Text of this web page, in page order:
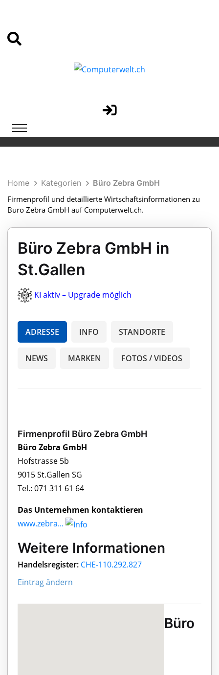
Home Kategorien
Büro Zebra GmbH
Firmenprofil und detaillierte Wirtschaftsinformationen zu
Büro Zebra GmbH auf Computerwelt.ch.
Büro Zebra GmbH in
St.Gallen
KI aktiv – Upgrade möglich
ADRESSE INFO STANDORTE
NEWS MARKEN FOTOS / VIDEOS
Firmenprofil Büro Zebra GmbH
Büro Zebra GmbH
Hofstrasse 5b
9015 St.Gallen SG
Tel.: 071 311 61 64
Das Unternehmen kontaktieren
www.zebra...
Weitere Informationen
Handelsregister: CHE-110.292.827
Eintrag ändern
Büro